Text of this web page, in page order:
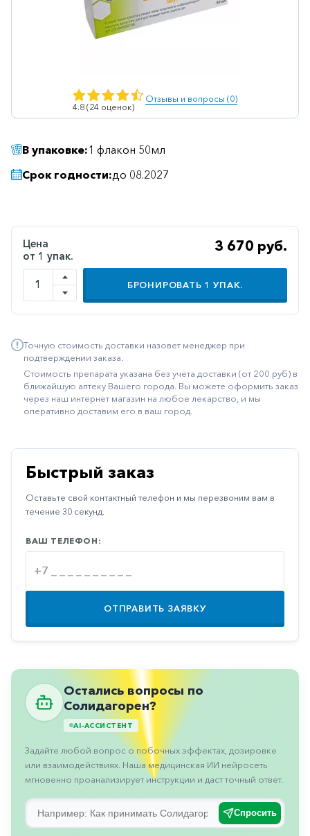
Ветеринарные
Витаминные
Гепатопротекторы
Диабетические
Желудочно-
кишечные
Иммунодепрессанты
Климактерические
Метаболизм
Минеральный
обмен
Неврологические
Остеопороз
Паркинсон
Противоаллергические
Противовирусные
Противовоспалительные
Противоопухолевые
Противоподагрические
Противорвотные
Противоэпилептические
Прочее
Пульмонология
Сердечные
4.8 (24 оценок)
Отзывы и вопросы (0)
В упаковке:1 флакон 50мл
Срок годности:до 08.2027
Цена
от 1 упак.
3 670 руб.
БРОНИРОВАТЬ 1 УПАК.
Точную стоимость доставки назовет менеджер при
подтверждении заказа.
Стоимость препарата указана без учёта доставки (от 200 руб) в
ближайшую аптеку Вашего города. Вы можете оформить заказ
через наш интернет магазин на любое лекарство, и мы
оперативно доставим его в ваш город.
Быстрый заказ
Оставьте свой контактный телефон и мы перезвоним вам в
течение 30 секунд.
ВАШ ТЕЛЕФОН:
ОТПРАВИТЬ ЗАЯВКУ
Остались вопросы по
Солидагорен?
AI-АССИСТЕНТ
Задайте любой вопрос о побочных эффектах, дозировке
или взаимодействиях. Наша медицинская ИИ нейросеть
мгновенно проанализирует инструкции и даст точный ответ.
Спросить